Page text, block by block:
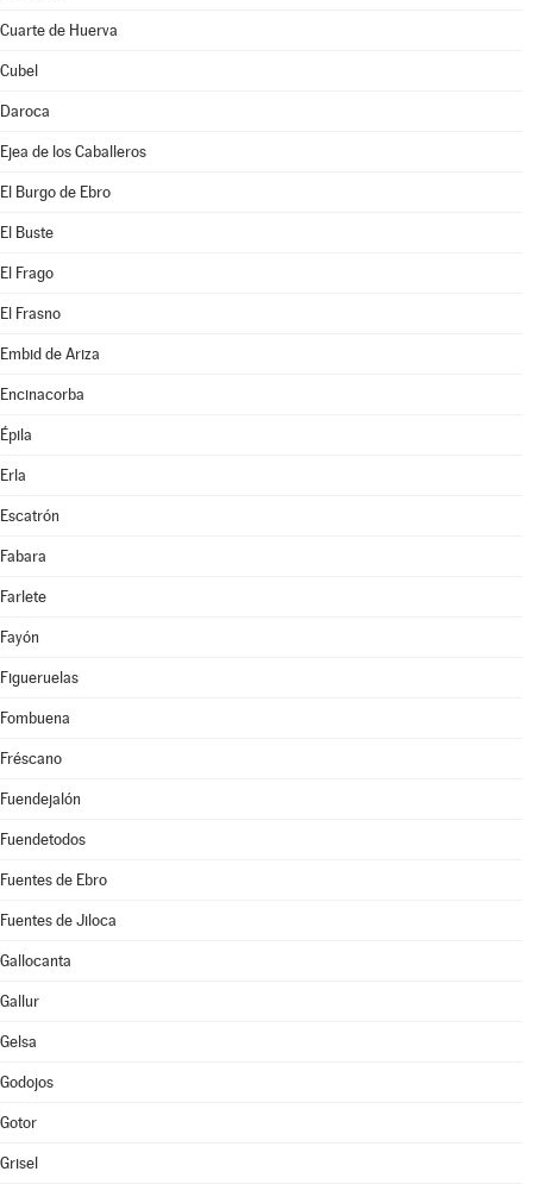
Cuarte de Huerva
Cubel
Daroca
Ejea de los Caballeros
El Burgo de Ebro
El Buste
El Frago
El Frasno
Embid de Ariza
Encinacorba
Épila
Erla
Escatrón
Fabara
Farlete
Fayón
Figueruelas
Fombuena
Fréscano
Fuendejalón
Fuendetodos
Fuentes de Ebro
Fuentes de Jiloca
Gallocanta
Gallur
Gelsa
Godojos
Gotor
Grisel